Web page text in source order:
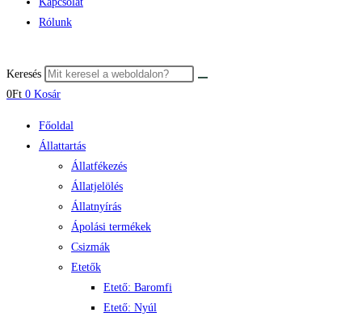
Rólunk
Keresés
0Ft 0 Kosár
Főoldal
Állattartás
Állatfékezés
Állatjelölés
Állatnyírás
Ápolási termékek
Csizmák
Etetők
Etető: Baromfi
Etető: Nyúl